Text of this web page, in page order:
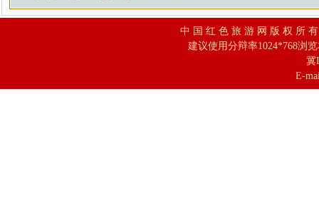
中 国 红 色 旅 游 网 版 权 所
建议使用分辩率1024*768浏
冀
E-